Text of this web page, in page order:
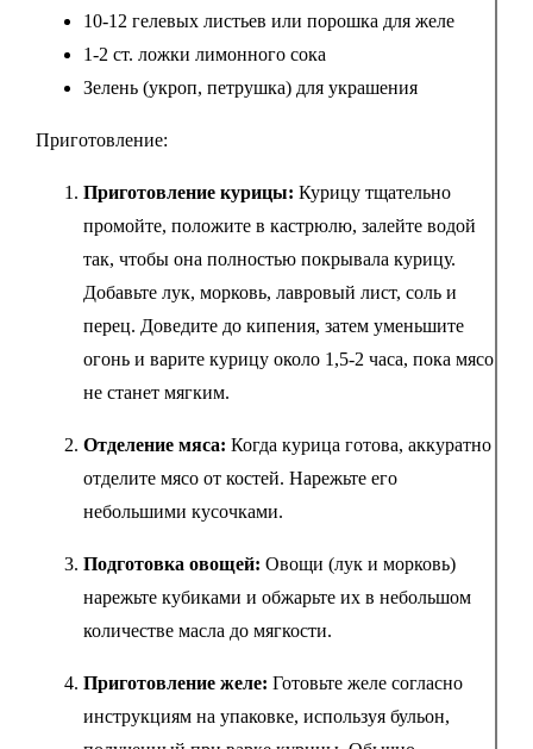
10-12 гелевых листьев или порошка для желе
1-2 ст. ложки лимонного сока
Зелень (укроп, петрушка) для украшения
Приготовление:
Приготовление курицы: Курицу тщательно
промойте, положите в кастрюлю, залейте водой
так, чтобы она полностью покрывала курицу.
Добавьте лук, морковь, лавровый лист, соль и
перец. Доведите до кипения, затем уменьшите
огонь и варите курицу около 1,5-2 часа, пока мясо
не станет мягким.
Отделение мяса: Когда курица готова, аккуратно
отделите мясо от костей. Нарежьте его
небольшими кусочками.
Подготовка овощей: Овощи (лук и морковь)
нарежьте кубиками и обжарьте их в небольшом
количестве масла до мягкости.
Приготовление желе: Готовьте желе согласно
инструкциям на упаковке, используя бульон,